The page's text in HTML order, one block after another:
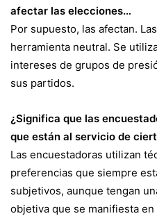
afectar las elecciones…
Por supuesto, las afectan.
herramienta neutral. Se
intereses de grupos de
sus partidos.
¿Significa que las
que están al servicio de
Las encuestadoras utilizan
preferencias que siempre
subjetivos, aunque tengan
objetiva que se manifiesta